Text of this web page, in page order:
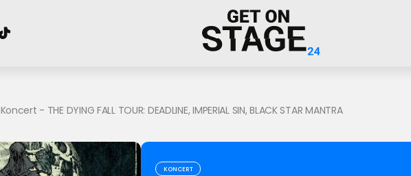
Koncert - THE DYING FALL TOUR: DEADLINE, IMPERIAL SIN, BLACK STAR MANTRA
KONCERT